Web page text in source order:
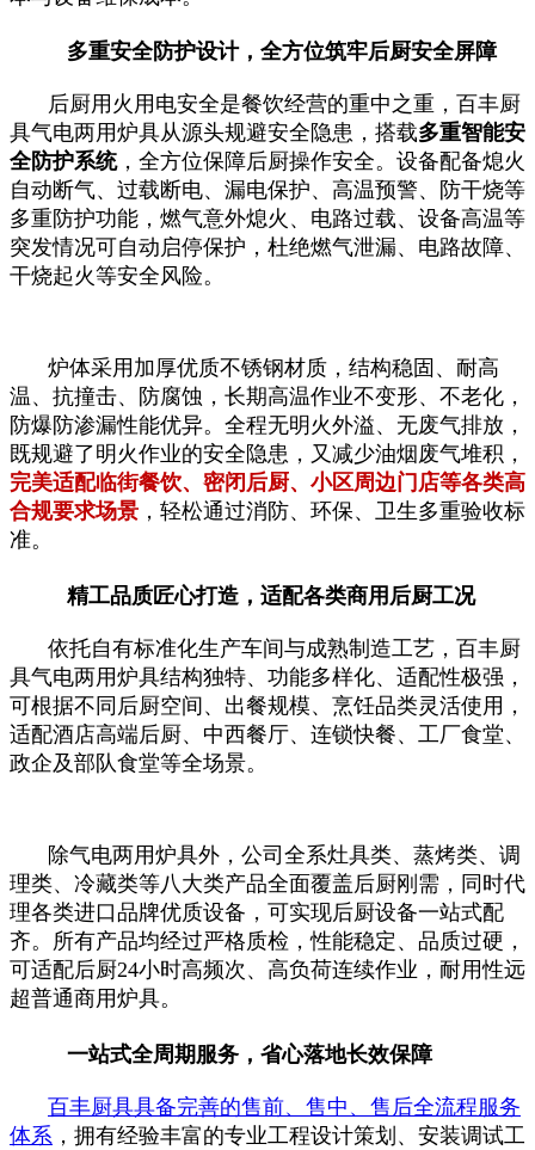
多重安全防护设计，全方位筑牢后厨安全屏障
后厨用火用电安全是餐饮经营的重中之重，百丰厨
具气电两用炉具从源头规避安全隐患，搭载多重智能安
全防护系统，全方位保障后厨操作安全。设备配备熄火
自动断气、过载断电、漏电保护、高温预警、防干烧等
多重防护功能，燃气意外熄火、电路过载、设备高温等
突发情况可自动启停保护，杜绝燃气泄漏、电路故障、
干烧起火等安全风险。
炉体采用加厚优质不锈钢材质，结构稳固、耐高
温、抗撞击、防腐蚀，长期高温作业不变形、不老化，
防爆防渗漏性能优异。全程无明火外溢、无废气排放，
既规避了明火作业的安全隐患，又减少油烟废气堆积，
完美适配临街餐饮、密闭后厨、小区周边门店等各类高
合规要求场景 ，轻松通过消防、环保、卫生多重验收标
准。
精工品质匠心打造，适配各类商用后厨工况
依托自有标准化生产车间与成熟制造工艺，百丰厨
具气电两用炉具结构独特、功能多样化、适配性极强，
可根据不同后厨空间、出餐规模、烹饪品类灵活使用，
适配酒店高端后厨、中西餐厅、连锁快餐、工厂食堂、
政企及部队食堂等全场景。
除气电两用炉具外，公司全系灶具类、蒸烤类、调
理类、冷藏类等八大类产品全面覆盖后厨刚需，同时代
理各类进口品牌优质设备，可实现后厨设备一站式配
齐。所有产品均经过严格质检，性能稳定、品质过硬，
可适配后厨24小时高频次、高负荷连续作业，耐用性远
超普通商用炉具。
一站式全周期服务，省心落地长效保障
百丰厨具具备完善的售前、售中、售后全流程服务
体系 ，拥有经验丰富的专业工程设计策划、安装调试工